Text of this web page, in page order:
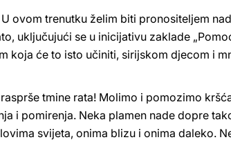
ovom trenutku želim biti pronositeljem
uključujući se u inicijativu zaklade
koja će to isto učiniti, sirijskom djecom i
tmine rata! Molimo i pomozimo
i pomirenja. Neka plamen nade dopre
svijeta, onima blizu i onima daleko.